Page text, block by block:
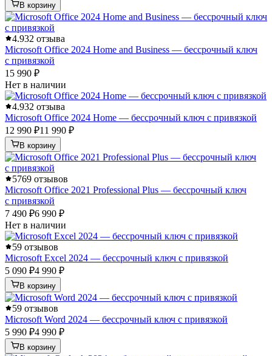
В корзину
4.932 отзыва
Microsoft Office 2024 Home and Business — бессрочный ключ
с привязкой
15 990 ₽
Нет в наличии
4.932 отзыва
Microsoft Office 2024 Home — бессрочный ключ с привязкой
12 990 ₽11 990 ₽
В корзину
5769 отзывов
Microsoft Office 2021 Professional Plus — бессрочный ключ
с привязкой
7 490 ₽6 990 ₽
Нет в наличии
59 отзывов
Microsoft Excel 2024 — бессрочный ключ с привязкой
5 090 ₽4 990 ₽
В корзину
59 отзывов
Microsoft Word 2024 — бессрочный ключ с привязкой
5 990 ₽4 990 ₽
В корзину